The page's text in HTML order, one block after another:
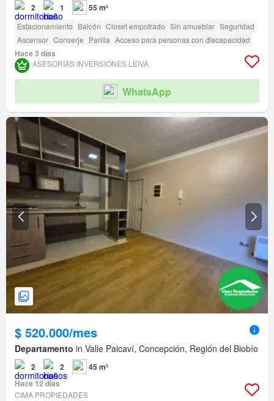
2 1 55 m²
Estacionamiento Balcón Closet empotrado Sin amueblar Seguridad
Ascensor Conserje Parilla Acceso para personas con discapacidad
Hace 3 días
ASESORÍAS INVERSIONES LEIVA
WhatsApp
$ 520.000/mes
Departamento in Valle Paicaví, Concepción, Región del Biobío
2 2
45 m²
Hace 12 días
CIMA PROPIEDADES